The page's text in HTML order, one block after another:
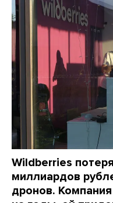
Wildberries
миллиардов
дронов.